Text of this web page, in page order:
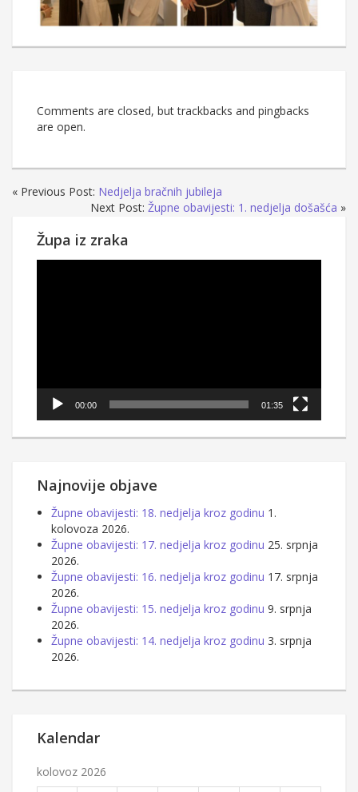
Comments are closed, but trackbacks and pingbacks
are open.
« Previous Post: Nedjelja bračnih jubileja
Next Post: Župne obavijesti: 1. nedjelja došašća »
Župa iz zraka
00:00 01:35
Najnovije objave
Župne obavijesti: 18. nedjelja kroz godinu 1.
kolovoza 2026.
Župne obavijesti: 17. nedjelja kroz godinu 25. srpnja
2026.
Župne obavijesti: 16. nedjelja kroz godinu 17. srpnja
2026.
Župne obavijesti: 15. nedjelja kroz godinu 9. srpnja
2026.
Župne obavijesti: 14. nedjelja kroz godinu 3. srpnja
2026.
Kalendar
kolovoz 2026